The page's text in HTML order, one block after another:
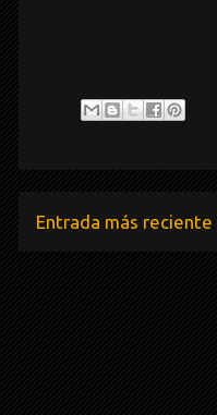
Entrada más reciente